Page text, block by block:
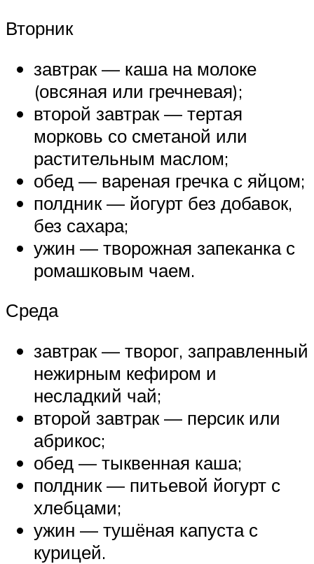
Вторник
завтрак — каша на молоке
(овсяная или гречневая);
второй завтрак — тертая
морковь со сметаной или
растительным маслом;
обед — вареная гречка с яйцом;
полдник — йогурт без добавок,
без сахара;
ужин — творожная запеканка с
ромашковым чаем.
Среда
завтрак — творог, заправленный
нежирным кефиром и
несладкий чай;
второй завтрак — персик или
абрикос;
обед — тыквенная каша;
полдник — питьевой йогурт с
хлебцами;
ужин — тушёная капуста с
курицей.